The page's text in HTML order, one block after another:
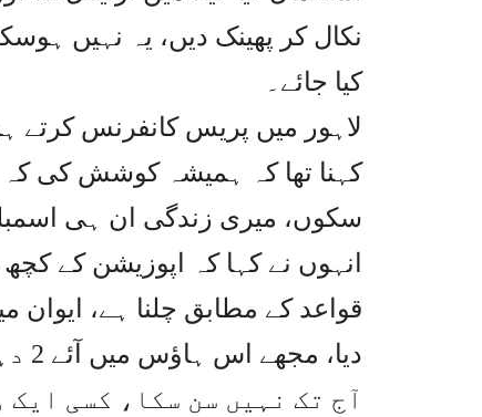
نکال کر پھینک دیں، یہ نہیں
کیا جائے۔
لاہور میں پریس کانفرنس کرتے
کہنا تھا کہ ہمیشہ کوشش کی کہ
سکوں، میری زندگی ان ہی
انہوں نے کہا کہ اپوزیشن کے
قواعد کے مطابق چلنا ہے، ایوان
آج تک نہیں سن سکا، کسی